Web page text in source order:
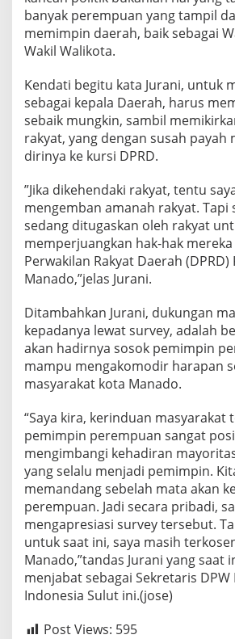
banyak perempuan yang tampil
memimpin daerah, baik sebagai
Wakil Walikota.
Kendati begitu kata Jurani, untuk
sebagai kepala Daerah, harus
sebaik mungkin, sambil
rakyat, yang dengan susah payah
dirinya ke kursi DPRD.
”Jika dikehendaki rakyat, tentu
mengemban amanah rakyat. Tapi
sedang ditugaskan oleh rakyat
memperjuangkan hak-hak
Perwakilan Rakyat Daerah (DPRD)
Manado,”jelas Jurani.
Ditambahkan Jurani, dukungan
kepadanya lewat survey, adalah
akan hadirnya sosok pemimpin
mampu mengakomodir harapan
masyarakat kota Manado.
“Saya kira, kerinduan masyarakat
pemimpin perempuan sangat
mengimbangi kehadiran
yang selalu menjadi pemimpin.
memandang sebelah mata akan
perempuan. Jadi secara pribadi,
mengapresiasi survey tersebut.
untuk saat ini, saya masih
Manado,”tandas Jurani yang saat
menjabat sebagai Sekretaris
Indonesia Sulut ini.(jose)
Post Views: 595